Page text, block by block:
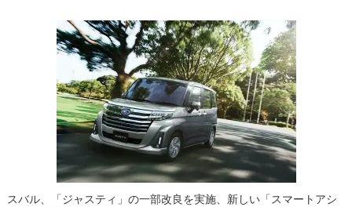
スバル、「ジャスティ」の一部改良を実施、新しい「スマートアシ